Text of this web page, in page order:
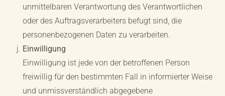
unmittelbaren Verantwortung des Verantwortlichen
oder des Auftragsverarbeiters befugt sind, die
personenbezogenen Daten zu verarbeiten.
Einwilligung
Einwilligung ist jede von der betroffenen Person
freiwillig für den bestimmten Fall in informierter Weise
und unmissverständlich abgegebene